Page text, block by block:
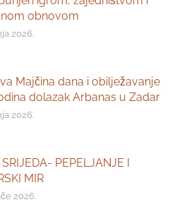
obnovom
2026.
Majčina dana i obilježavanje
dolazak Arbanas u Zadar
2026.
PEPELJANJE I
MIR
2026.